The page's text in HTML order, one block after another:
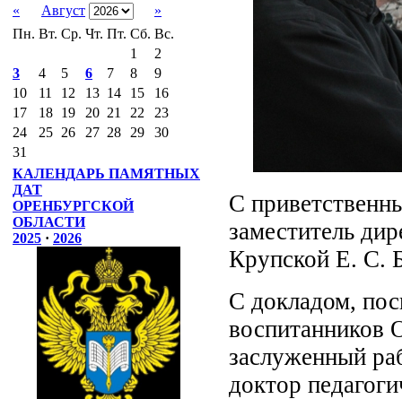
«
Август
»
Пн. Вт. Ср. Чт. Пт. Сб. Вс.
1
2
3
4 5 6 7 8
9
10
11 12 13 14 15
16
17
18 19 20 21 22
23
24
25 26 27 28 29
30
31
КАЛЕНДАРЬ ПАМЯТНЫХ
ДАТ
ОРЕНБУРГСКОЙ
ОБЛАСТИ
2025 · 2026
С
заместитель
Крупской Е. С.
С докладом,
воспитанников
заслуженный
доктор